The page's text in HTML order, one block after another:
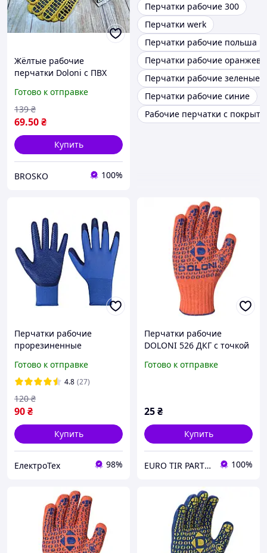
Жёлтые рабочие
перчатки Doloni с ПВХ
для надёжной защиты
рук
Готово к отправке
69.50₴
139 ₴
Купить
BROSKO 100%
Перчатки рабочие 300
Перчатки werk
Перчатки рабочие польша
Перчатки рабочие
Перчатки рабочие зеленые
Перчатки рабочие синие
Рабочие перчатки с
Перчатки рабочие
прорезиненные
ладонь)
Готово к отправке
4.8 (27)
90₴
120 ₴
Купить
ЕлектроТех 98%
Перчатки рабочие
DOLONI 526 ДКГ с точкой
Готово к отправке
25₴
Купить
EURO TIR PARTS "etparts.com.ua" 100%